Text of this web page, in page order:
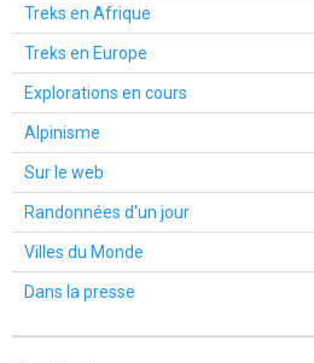
Treks en Afrique
Treks en Europe
Explorations en cours
Alpinisme
Sur le web
Randonnées d'un jour
Villes du Monde
Dans la presse